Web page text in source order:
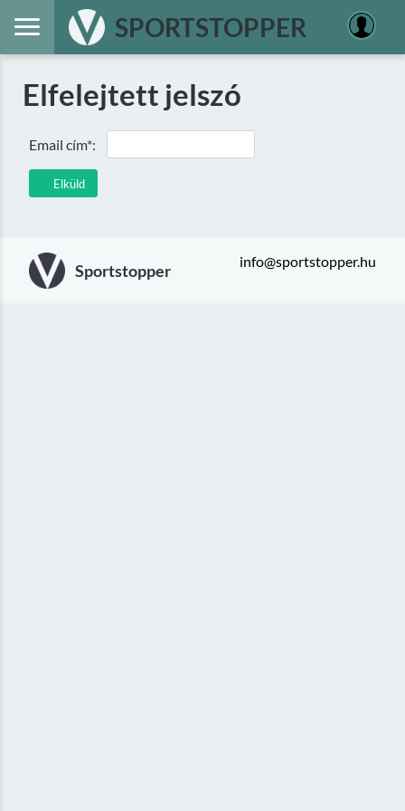
SPORTSTOPPER
Elfelejtett jelszó
Elküld
Email cím*:
Sportstopper info@sportstopper.hu